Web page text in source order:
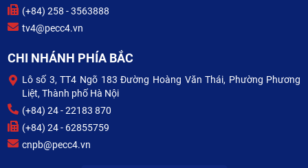
(+84) 258 - 3563888
tv4@pecc4.vn
CHI NHÁNH PHÍA BẮC
Lô số 3, TT4 Ngõ 183 Đường Hoàng Văn Thái, Phường Phương
Liệt, Thành phố Hà Nội
(+84) 24 - 22183 870
(+84) 24 - 62855759
cnpb@pecc4.vn